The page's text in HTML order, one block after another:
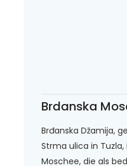
Brdanska
Brđanska Džamija,
Strma ulica in
Moschee, die als